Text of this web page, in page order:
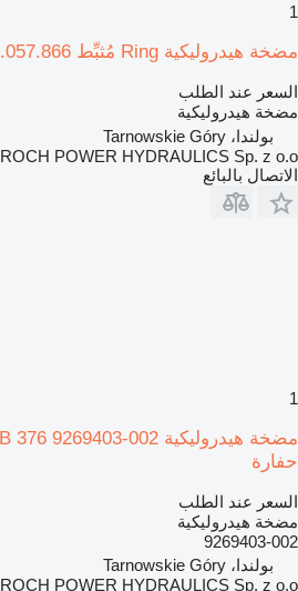
1
مضخة هيدروليكية Ring مُثبِّط 41.057.866 لـ حفارة
السعر عند الطلب
مضخة هيدروليكية
بولندا، Tarnowskie Góry
ROCH POWER HYDRAULICS Sp. z o.o.
الاتصال بالبائع
1
حفارة
السعر عند الطلب
مضخة هيدروليكية
9269403-002
بولندا، Tarnowskie Góry
ROCH POWER HYDRAULICS Sp. z o.o.